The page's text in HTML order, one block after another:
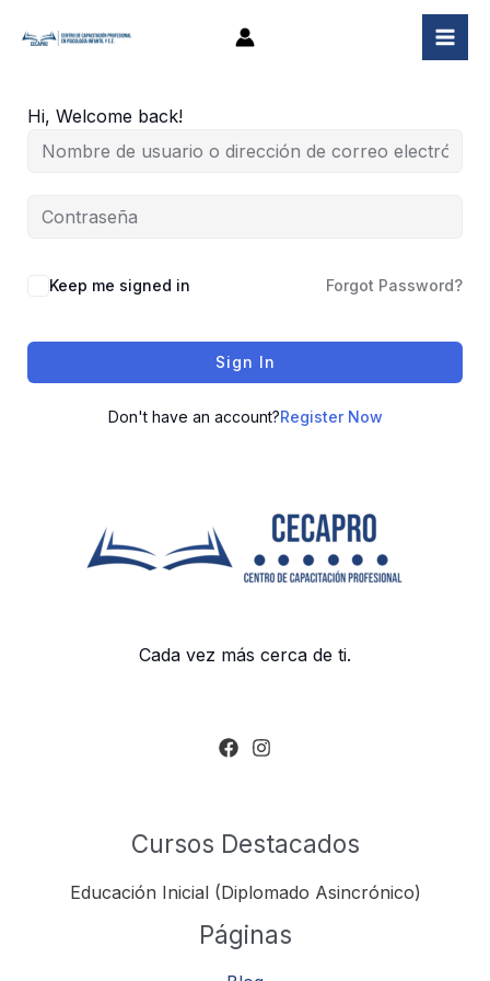
Hi, Welcome back!
Keep me signed in Forgot Password?
Sign In
Don't have an account?Register Now
Cada vez más cerca de ti.
Cursos Destacados
Educación Inicial (Diplomado Asincrónico)
Páginas